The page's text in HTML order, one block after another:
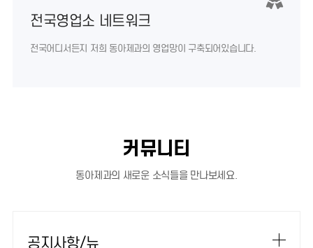
전국영업소 네트워크
전국어디서든지 저희 동아제과의 영업망이 구축되어있습니다.
커뮤니티
동아제과의 새로운 소식들을 만나보세요.
공지사항/뉴